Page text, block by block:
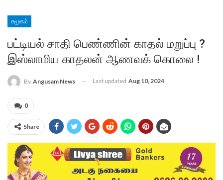
சமூகம்
பட்டியல் சாதி பெண்ணின் காதல் மறுப்பு ?
இஸ்லாமிய காதலன் ஆணவக் கொலை !
By Angusam News Last updated Aug 10, 2024
0
Share